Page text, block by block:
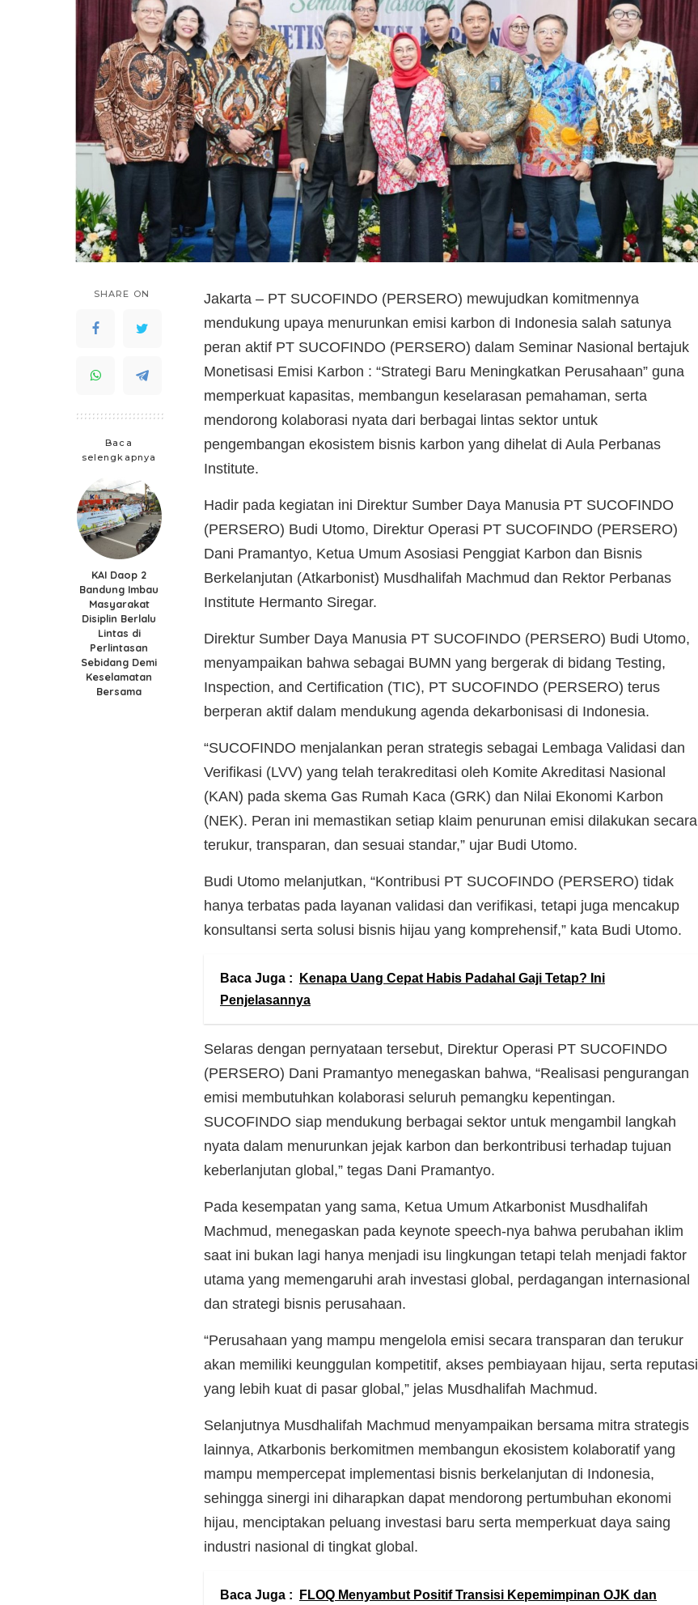
SHARE ON
Baca
selengkapnya
KAI Daop 2
Bandung Imbau
Masyarakat
Disiplin Berlalu
Lintas di
Perlintasan
Sebidang Demi
Keselamatan
Bersama
Jakarta – PT SUCOFINDO (PERSERO) mewujudkan komitmennya
mendukung upaya menurunkan emisi karbon di Indonesia salah satunya
peran aktif PT SUCOFINDO (PERSERO) dalam Seminar Nasional bertajuk
Monetisasi Emisi Karbon : “Strategi Baru Meningkatkan Perusahaan” guna
memperkuat kapasitas, membangun keselarasan pemahaman, serta
mendorong kolaborasi nyata dari berbagai lintas sektor untuk
pengembangan ekosistem bisnis karbon yang dihelat di Aula Perbanas
Institute.
Hadir pada kegiatan ini Direktur Sumber Daya Manusia PT SUCOFINDO
(PERSERO) Budi Utomo, Direktur Operasi PT SUCOFINDO (PERSERO)
Dani Pramantyo, Ketua Umum Asosiasi Penggiat Karbon dan Bisnis
Berkelanjutan (Atkarbonist) Musdhalifah Machmud dan Rektor Perbanas
Institute Hermanto Siregar.
Direktur Sumber Daya Manusia PT SUCOFINDO (PERSERO) Budi Utomo,
menyampaikan bahwa sebagai BUMN yang bergerak di bidang Testing,
Inspection, and Certification (TIC), PT SUCOFINDO (PERSERO) terus
berperan aktif dalam mendukung agenda dekarbonisasi di Indonesia.
“SUCOFINDO menjalankan peran strategis sebagai Lembaga Validasi dan
Verifikasi (LVV) yang telah terakreditasi oleh Komite Akreditasi Nasional
(KAN) pada skema Gas Rumah Kaca (GRK) dan Nilai Ekonomi Karbon
(NEK). Peran ini memastikan setiap klaim penurunan emisi dilakukan secara
terukur, transparan, dan sesuai standar,” ujar Budi Utomo.
Budi Utomo melanjutkan, “Kontribusi PT SUCOFINDO (PERSERO) tidak
hanya terbatas pada layanan validasi dan verifikasi, tetapi juga mencakup
konsultansi serta solusi bisnis hijau yang komprehensif,” kata Budi Utomo.
Baca Juga :
Kenapa Uang Cepat Habis Padahal Gaji Tetap? Ini
Penjelasannya
Selaras dengan pernyataan tersebut, Direktur Operasi PT SUCOFINDO
(PERSERO) Dani Pramantyo menegaskan bahwa, “Realisasi pengurangan
emisi membutuhkan kolaborasi seluruh pemangku kepentingan.
SUCOFINDO siap mendukung berbagai sektor untuk mengambil langkah
nyata dalam menurunkan jejak karbon dan berkontribusi terhadap tujuan
keberlanjutan global,” tegas Dani Pramantyo.
Pada kesempatan yang sama, Ketua Umum Atkarbonist Musdhalifah
Machmud, menegaskan pada keynote speech-nya bahwa perubahan iklim
saat ini bukan lagi hanya menjadi isu lingkungan tetapi telah menjadi faktor
utama yang memengaruhi arah investasi global, perdagangan internasional
dan strategi bisnis perusahaan.
“Perusahaan yang mampu mengelola emisi secara transparan dan terukur
akan memiliki keunggulan kompetitif, akses pembiayaan hijau, serta reputasi
yang lebih kuat di pasar global,” jelas Musdhalifah Machmud.
Selanjutnya Musdhalifah Machmud menyampaikan bersama mitra strategis
lainnya, Atkarbonis berkomitmen membangun ekosistem kolaboratif yang
mampu mempercepat implementasi bisnis berkelanjutan di Indonesia,
sehingga sinergi ini diharapkan dapat mendorong pertumbuhan ekonomi
hijau, menciptakan peluang investasi baru serta memperkuat daya saing
industri nasional di tingkat global.
Baca Juga :
FLOQ Menyambut Positif Transisi Kepemimpinan OJK dan